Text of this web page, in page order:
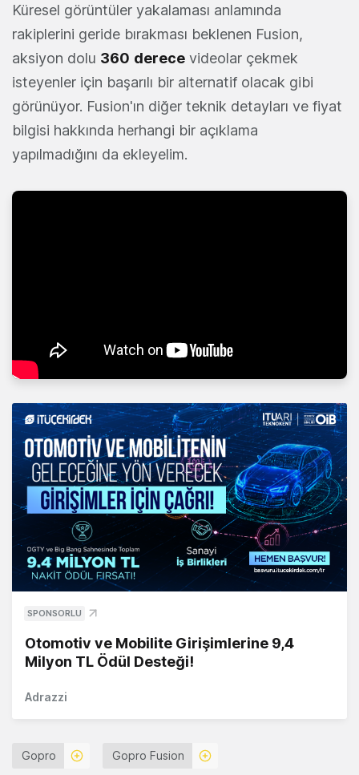
Küresel görüntüler yakalaması anlamında
rakiplerini geride bırakması beklenen Fusion,
aksiyon dolu 360 derece videolar çekmek
isteyenler için başarılı bir alternatif olacak gibi
görünüyor. Fusion'ın diğer teknik detayları ve fiyat
bilgisi hakkında herhangi bir açıklama
yapılmadığını da ekleyelim.
SPONSORLU
Otomotiv ve Mobilite Girişimlerine 9,4
Milyon TL Ödül Desteği!
Adrazzi
Gopro Gopro Fusion